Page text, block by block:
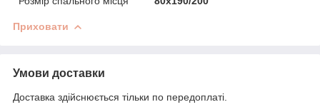
Приховати
Умови доставки
Доставка здійснюється тільки по передоплаті.